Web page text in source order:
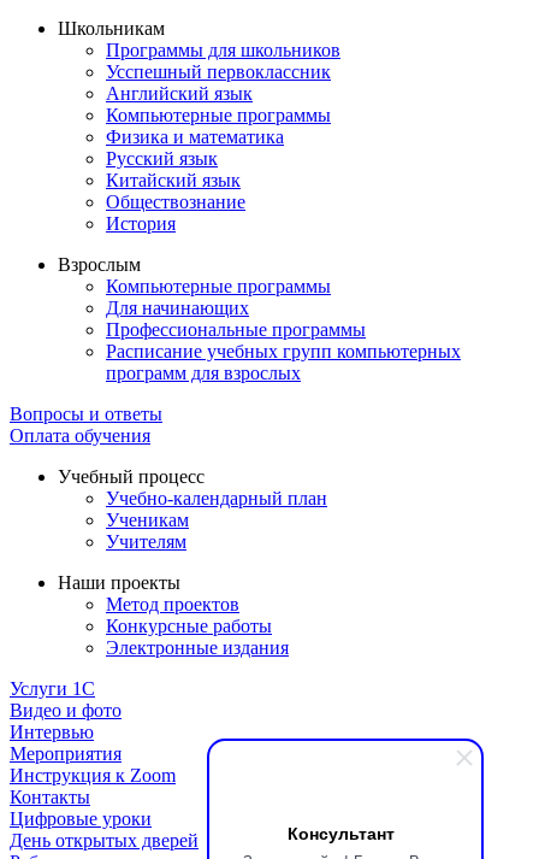
Консультант
Школьникам
Программы для школьников
Усспешный первоклассник
Английский язык
Компьютерные программы
Физика и математика
Русский язык
Китайский язык
Обществознание
История
Взрослым
Компьютерные программы
Для начинающих
Профессиональные программы
Расписание учебных групп компьютерных
программ для взрослых
Вопросы и ответы
Оплата обучения
Учебный процесс
Учебно-календарный план
Ученикам
Учителям
Наши проекты
Метод проектов
Конкурсные работы
Электронные издания
Услуги 1C
Видео и фото
Интервью
Мероприятия
Инструкция к Zoom
Контакты
Цифровые уроки
День открытых дверей